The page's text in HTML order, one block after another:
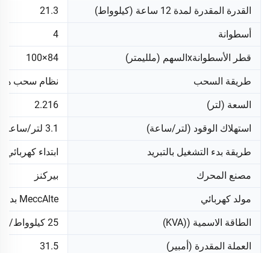
القدرة المقدرة لمدة 12 ساعة (كيلوواط) 21.3
أسطوانة 4
قطر الأسطوانةxالسهم (ملليمتر) 84×100
طريقة السحب نظام سحب
السعة (لتر) 2.216
استهلاك الوقود (لتر/ساعة) 3.1 لتر/ساعة
طريقة بدء التشغيل بالتبريد ابتداء كهربائي
مصنع المحرك بيركنز
مولد كهربائي MeccAlte بدون فرش، ذاتي التهيج
الطاقة الاسمية ((KVA) 25 كيلوواط/31 كيلوفولت أمبير
العملة المقدرة (أمبير) 31.5